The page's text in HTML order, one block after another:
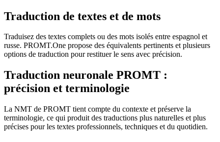
Traduction de textes et de mots
Traduisez des textes complets ou des mots isolés entre espagnol et
russe. PROMT.One propose des équivalents pertinents et plusieurs
options de traduction pour restituer le sens avec précision.
Traduction neuronale PROMT :
précision et terminologie
La NMT de PROMT tient compte du contexte et préserve la
terminologie, ce qui produit des traductions plus naturelles et plus
précises pour les textes professionnels, techniques et du quotidien.